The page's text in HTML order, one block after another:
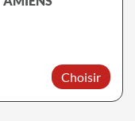
Choisir